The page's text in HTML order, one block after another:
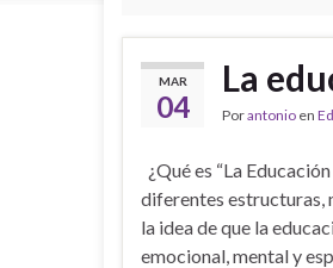
MAR
04
La
Porantonio en
¿Qué es “La
diferentes estructuras,
la idea de que la
emocional, mental y